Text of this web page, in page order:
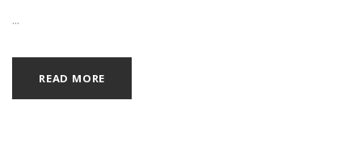
...
READ MORE